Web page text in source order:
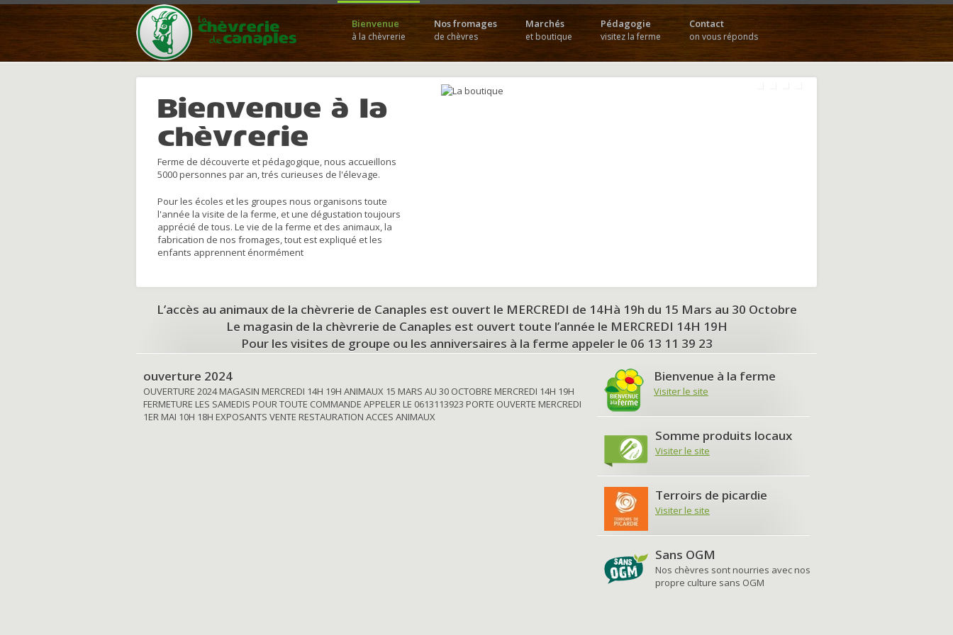
Bienvenue
à la chèvrerie
Nos fromages
de chèvres
Marchés
et boutique
Pédagogie
visitez la ferme
Contact
on vous réponds
Bienvenue à la
chèvrerie
Ferme de découverte et pédagogique, nous accueillons
5000 personnes par an, trés curieuses de l'élevage.
Pour les écoles et les groupes nous organisons toute
l'année la visite de la ferme, et une dégustation toujours
apprécié de tous. Le vie de la ferme et des animaux, la
fabrication de nos fromages, tout est expliqué et les
enfants apprennent énormément
L’accès au animaux de la chèvrerie de Canaples est ouvert le MERCREDI de 14Hà 19h du 15 Mars au 30 Octobre
Le magasin de la chèvrerie de Canaples est ouvert toute l’année le MERCREDI 14H 19H
Pour les visites de groupe ou les anniversaires à la ferme appeler le 06 13 11 39 23
ouverture 2024
OUVERTURE 2024 MAGASIN MERCREDI 14H 19H ANIMAUX 15 MARS AU 30 OCTOBRE MERCREDI 14H 19H
FERMETURE LES SAMEDIS POUR TOUTE COMMANDE APPELER LE 0613113923 PORTE OUVERTE MERCREDI
1ER MAI 10H 18H EXPOSANTS VENTE RESTAURATION ACCES ANIMAUX
Bienvenue à la ferme
Visiter le site
Somme produits locaux
Visiter le site
Terroirs de picardie
Visiter le site
Sans OGM
Nos chèvres sont nourries avec nos
propre culture sans OGM